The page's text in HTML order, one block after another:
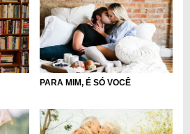
PARA MIM, É SÓ VOCÊ